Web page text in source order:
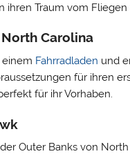
ihren Traum vom Fliegen
Carolina
einem Fahrradladen und
für ihren
für ihr Vorhaben.
Outer Banks von